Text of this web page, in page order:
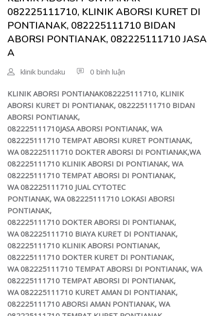
082225111710, KLINIK ABORSI KURET DI
PONTIANAK, 082225111710 BIDAN
ABORSI PONTIANAK, 082225111710 JASA
A
klinik bundaku 0 bình luận
KLINIK ABORSI PONTIANAK082225111710, KLINIK
ABORSI KURET DI PONTIANAK, 082225111710 BIDAN
ABORSI PONTIANAK,
082225111710JASA ABORSI PONTIANAK, WA
082225111710 TEMPAT ABORSI KURET PONTIANAK,
WA082225111710 DOKTER ABORSI DI PONTIANAK,WA
082225111710 KLINIK ABORSI DI PONTIANAK, WA
082225111710 TEMPAT ABORSI DI PONTIANAK,
WA 082225111710 JUAL CYTOTEC
PONTIANAK, WA082225111710 LOKASI ABORSI
PONTIANAK,
082225111710 DOKTER ABORSI DI PONTIANAK,
WA082225111710 BIAYA KURET DI PONTIANAK,
082225111710 KLINIK ABORSI PONTIANAK,
082225111710 DOKTER KURET DI PONTIANAK,
WA082225111710 TEMPAT ABORSI DI PONTIANAK, WA
082225111710 TEMPAT ABORSI DI PONTIANAK,
WA082225111710 KURET AMAN DI PONTIANAK,
082225111710 ABORSI AMAN PONTIANAK, WA